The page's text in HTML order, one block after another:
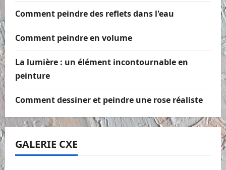
Comment peindre des reflets dans l'eau
Comment peindre en volume
La lumière : un élément incontournable en
peinture
Comment dessiner et peindre une rose réaliste
GALERIE CXE